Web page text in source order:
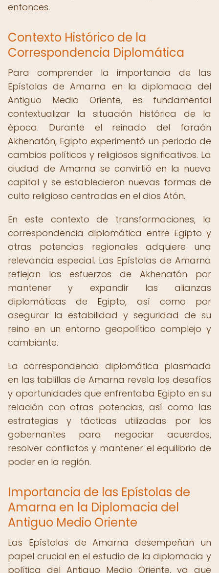
entonces.
Contexto Histórico de la
Correspondencia Diplomática
Para comprender la importancia de las
Epístolas de Amarna en la diplomacia del
Antiguo Medio Oriente, es fundamental
contextualizar la situación histórica de la
época. Durante el reinado del faraón
Akhenatón, Egipto experimentó un periodo de
cambios políticos y religiosos significativos. La
ciudad de Amarna se convirtió en la nueva
capital y se establecieron nuevas formas de
culto religioso centradas en el dios Atón.
En este contexto de transformaciones, la
correspondencia diplomática entre Egipto y
otras potencias regionales adquiere una
relevancia especial. Las Epístolas de Amarna
reflejan los esfuerzos de Akhenatón por
mantener y expandir las alianzas
diplomáticas de Egipto, así como por
asegurar la estabilidad y seguridad de su
reino en un entorno geopolítico complejo y
cambiante.
La correspondencia diplomática plasmada
en las tablillas de Amarna revela los desafíos
y oportunidades que enfrentaba Egipto en su
relación con otras potencias, así como las
estrategias y tácticas utilizadas por los
gobernantes para negociar acuerdos,
resolver conflictos y mantener el equilibrio de
poder en la región.
Importancia de las Epístolas de
Amarna en la Diplomacia del
Antiguo Medio Oriente
Las Epístolas de Amarna desempeñan un
papel crucial en el estudio de la diplomacia y
política del Antiguo Medio Oriente, ya que